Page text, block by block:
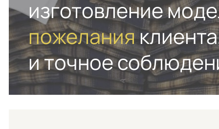
изготовление
пожелания
и точное